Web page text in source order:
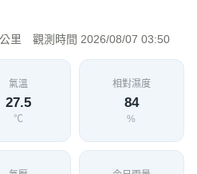
里 觀測時間 2026/08/07 03:50
氣溫
27.5
℃
相對濕度
84
%